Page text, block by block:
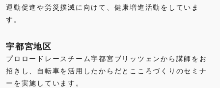
運動促進や労災撲滅に向けて、健康増進活動をしていま
す。
宇都宮地区
プロロードレースチーム宇都宮ブリッツェンから講師をお
招きし、自転車を活用したからだとこころづくりのセミナ
ーを実施しています。